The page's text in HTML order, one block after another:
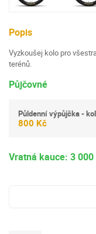
Popis
Vyzkoušej kolo pro
terénů.
Půjčovné
Půldenní výpůjčka -
800 Kč
Vratná kauce: 3 000